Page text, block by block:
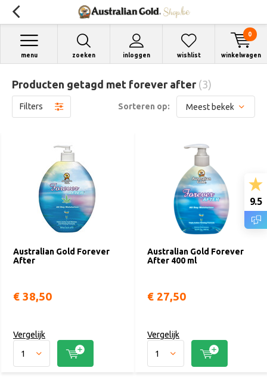
zoeken inloggen
menu wishlist winkelwagen
0
Producten getagd met forever after (3)
Filters Sorteren op:
Australian Gold Forever
After
€ 38,50
Vergelijk
Australian Gold Forever
After 400 ml
€ 27,50
Vergelijk
9.5